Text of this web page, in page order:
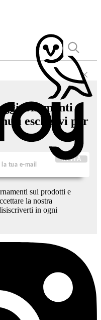
esclusivi per
INVIA
sui prodotti e
la nostra
in ogni